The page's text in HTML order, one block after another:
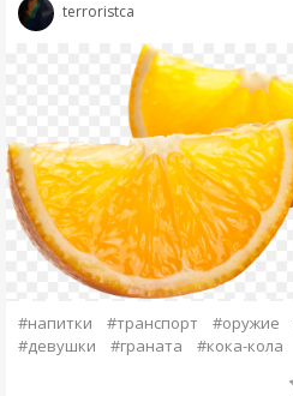
terroristca
#напитки #транспорт #оружие
#девушки
#граната #кока-кола